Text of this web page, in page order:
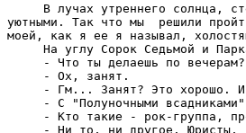
В лучах утреннего солнца,
уютными. Так что мы  решили
моей, как я ее я называл,
На углу Сорок Седьмой и
     - Что ты делаешь по вечерам?
     - Ох, занят.
- Гм... Занят? Это хорошо.
- С "Полуночными
- Кто такие - рок-группа,
- Ни то, ни другое. Юристы,